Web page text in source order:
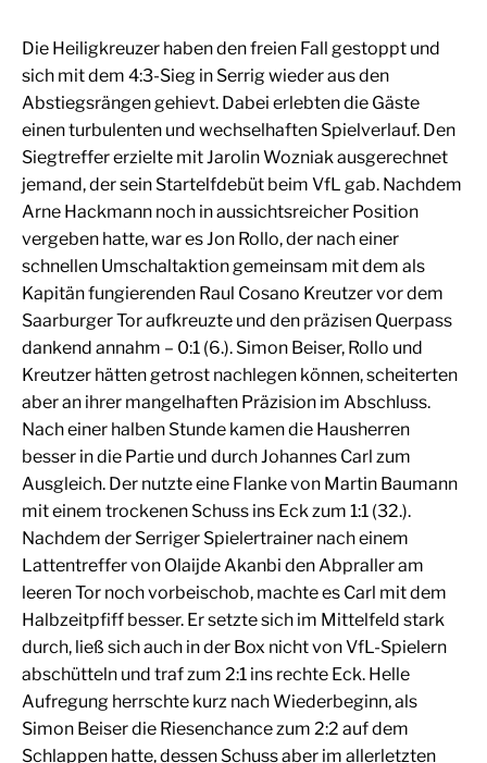
Die Heiligkreuzer haben den freien Fall gestoppt und
sich mit dem 4:3-Sieg in Serrig wieder aus den
Abstiegsrängen gehievt. Dabei erlebten die Gäste
einen turbulenten und wechselhaften Spielverlauf. Den
Siegtreffer erzielte mit Jarolin Wozniak ausgerechnet
jemand, der sein Startelfdebüt beim VfL gab. Nachdem
Arne Hackmann noch in aussichtsreicher Position
vergeben hatte, war es Jon Rollo, der nach einer
schnellen Umschaltaktion gemeinsam mit dem als
Kapitän fungierenden Raul Cosano Kreutzer vor dem
Saarburger Tor aufkreuzte und den präzisen Querpass
dankend annahm – 0:1 (6.). Simon Beiser, Rollo und
Kreutzer hätten getrost nachlegen können, scheiterten
aber an ihrer mangelhaften Präzision im Abschluss.
Nach einer halben Stunde kamen die Hausherren
besser in die Partie und durch Johannes Carl zum
Ausgleich. Der nutzte eine Flanke von Martin Baumann
mit einem trockenen Schuss ins Eck zum 1:1 (32.).
Nachdem der Serriger Spielertrainer nach einem
Lattentreffer von Olaijde Akanbi den Abpraller am
leeren Tor noch vorbeischob, machte es Carl mit dem
Halbzeitpfiff besser. Er setzte sich im Mittelfeld stark
durch, ließ sich auch in der Box nicht von VfL-Spielern
abschütteln und traf zum 2:1 ins rechte Eck. Helle
Aufregung herrschte kurz nach Wiederbeginn, als
Simon Beiser die Riesenchance zum 2:2 auf dem
Schlappen hatte, dessen Schuss aber im allerletzten